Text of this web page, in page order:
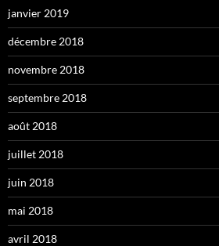
janvier 2019
décembre 2018
novembre 2018
septembre 2018
août 2018
juillet 2018
juin 2018
mai 2018
avril 2018